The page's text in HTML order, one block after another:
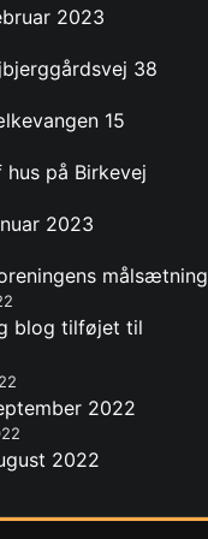
2023
38
15
på Birkevej
2023
målsætning
blog tilføjet til
2022
2022